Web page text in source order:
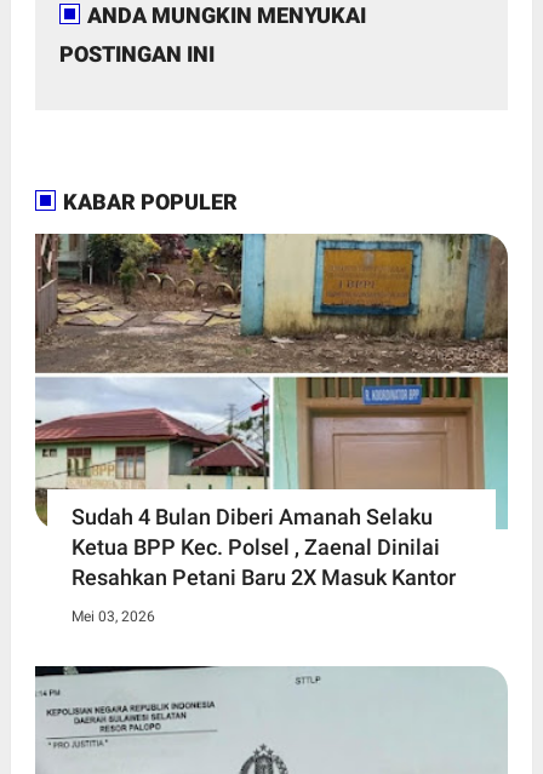
ANDA MUNGKIN MENYUKAI
POSTINGAN INI
KABAR POPULER
Sudah 4 Bulan Diberi Amanah Selaku
Ketua BPP Kec. Polsel , Zaenal Dinilai
Resahkan Petani Baru 2X Masuk Kantor
Mei 03, 2026